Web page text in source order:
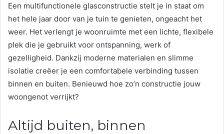
Een multifunctionele glasconstructie stelt je in staat om
het hele jaar door van je tuin te genieten, ongeacht het
weer. Het verlengt je woonruimte met een lichte, flexibele
plek die je gebruikt voor ontspanning, werk of
gezelligheid. Dankzij moderne materialen en slimme
isolatie creëer je een comfortabele verbinding tussen
binnen en buiten. Benieuwd hoe zo’n constructie jouw
woongenot verrijkt?
Altijd buiten, binnen